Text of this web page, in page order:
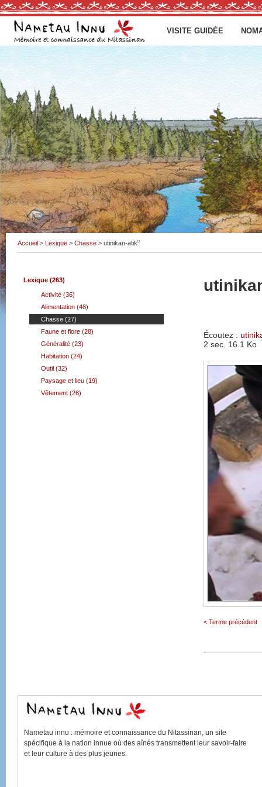
VISITE GUIDÉE
Accueil > Lexique > Chasse > utinikan-atiku
Lexique (263)
Activité (36)
Alimentation (48)
Chasse (27)
Faune et flore (28)
Généralité (23)
Habitation (24)
Outil (32)
Paysage et lieu (19)
Vêtement (26)
Écoutez :
2 sec. 16.1 Ko
< Terme précédent
Nametau innu : mémoire et connaissance du Nitassinan, un site
spécifique à la nation innue où des aînés transmettent leur savoir-faire
et leur culture à des plus jeunes.